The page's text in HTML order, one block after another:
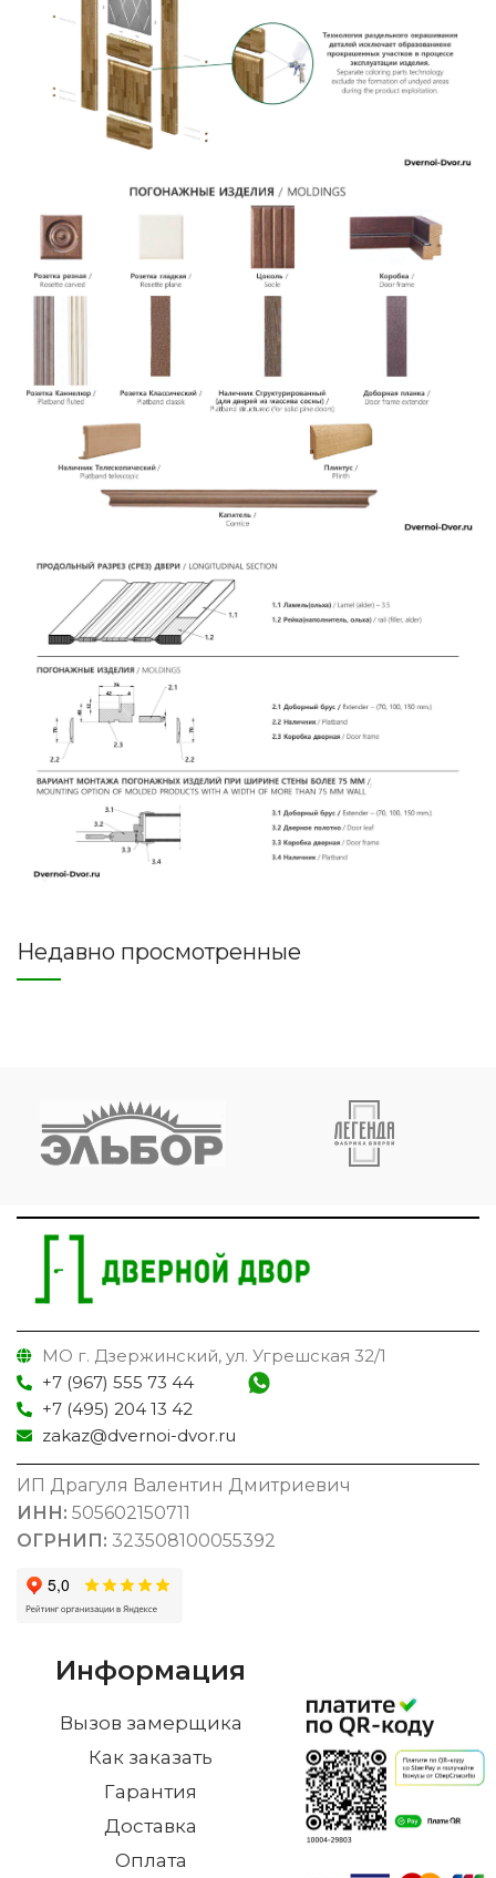
Недавно просмотренные
МО г. Дзержинский, ул. Угрешская 32/1
+7 (967) 555 73 44
+7 (495) 204 13 42
zakaz@dvernoi-dvor.ru
ИП Драгуля Валентин Дмитриевич
ИНН: 505602150711
ОГРНИП: 323508100055392
Информация
Вызов замерщика
Как заказать
Гарантия
Доставка
Оплата